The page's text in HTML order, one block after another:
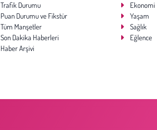
Trafik Durumu
Puan Durumu ve Fikstür
Tüm Manşetler
Son Dakika Haberleri
Haber Arşivi
Ekonomi
Yaşam
Sağlık
Eğlence